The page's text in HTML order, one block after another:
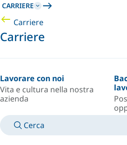
CARRIERE
Carriere
Carriere
Lavorare con noi
Vita e cultura nella nostra
azienda
Cerca